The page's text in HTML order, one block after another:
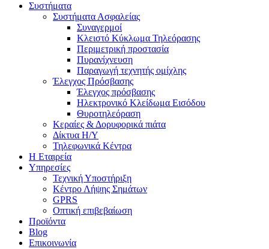
Συστήματα
Συστήματα Ασφαλείας
Συναγερμοί
Κλειστό Κύκλωμα Τηλεόρασης
Περιμετρική προστασία
Πυρανίχνευση
Παραγωγή τεχνητής ομίχλης
Έλεγχος Πρόσβασης
Έλεγχος πρόσβασης
Ηλεκτρονικό Κλείδωμα Εισόδου
Θυροτηλεόραση
Κεραίες & Δορυφορικά πιάτα
Δίκτυα Η/Υ
Τηλεφωνικά Κέντρα
Η Εταιρεία
Υπηρεσίες
Τεχνική Υποστήριξη
Κέντρο Λήψης Σημάτων
GPRS
Οπτική επιβεβαίωση
Προϊόντα
Blog
Επικοινωνία